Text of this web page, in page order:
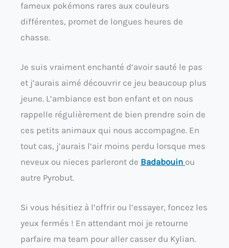
fameux pokémons rares aux couleurs
différentes, promet de longues heures de
chasse.
Je suis vraiment enchanté d’avoir sauté le pas
et j’aurais aimé découvrir ce jeu beaucoup plus
jeune. L’ambiance est bon enfant et on nous
rappelle régulièrement de bien prendre soin de
ces petits animaux qui nous accompagne. En
tout cas, j’aurais l’air moins perdu lorsque mes
neveux ou nieces parleront de Badabouin ou
autre Pyrobut.
Si vous hésitiez à l’offrir ou l’essayer, foncez les
yeux fermés ! En attendant moi je retourne
parfaire ma team pour aller casser du Kylian.